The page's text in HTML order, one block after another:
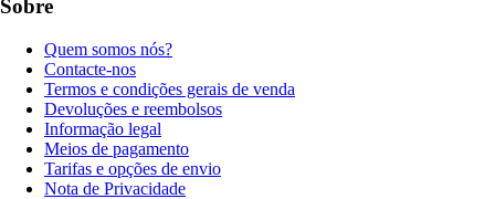
Sobre
Quem somos nós?
Contacte-nos
Termos e condições gerais de venda
Devoluções e reembolsos
Informação legal
Meios de pagamento
Tarifas e opções de envio
Nota de Privacidade